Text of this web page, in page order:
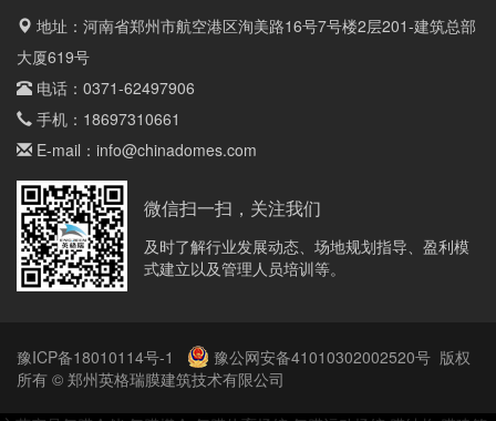
地址：河南省郑州市航空港区洵美路16号7号楼2层201-建筑总部
大厦619号
电话： 0371-62497906
手机： 18697310661
E-mail： info@chinadomes.com
微信扫一扫，关注我们
及时了解行业发展动态、场地规划指导、盈利模
式建立以及管理人员培训等。
豫ICP备18010114号-1 豫公网安备41010302002520号 版权
所有 © 郑州英格瑞膜建筑技术有限公司